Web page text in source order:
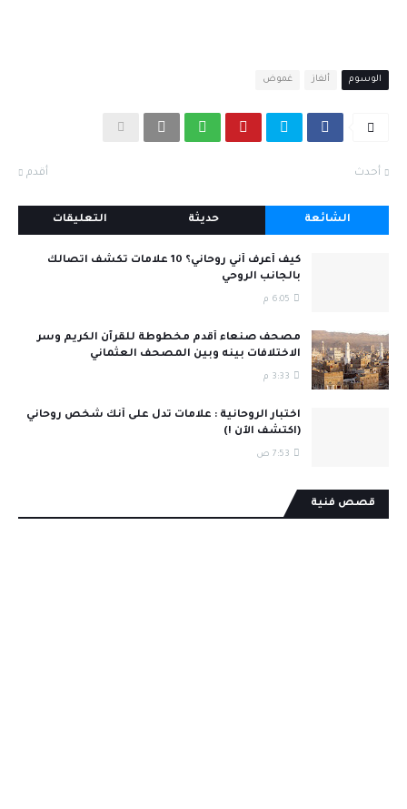
الوسوم ألغاز غموض
أحدث أقدم
الشائعة حديثة التعليقات
كيف أعرف أني روحاني؟ 10 علامات تكشف اتصالك
بالجانب الروحي
6:05 م
مصحف صنعاء أقدم مخطوطة للقرآن الكريم وسر
الاختلافات بينه وبين المصحف العثماني
3:33 م
اختبار الروحانية : علامات تدل على أنك شخص روحاني
(اكتشف الآن !)
7:53 ص
قصص فنية